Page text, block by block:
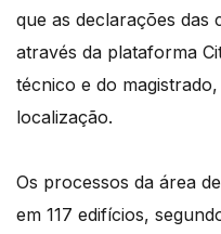
que as declarações das
através da plataforma
técnico e do
localização.
Os processos da área
em 117 edifícios,